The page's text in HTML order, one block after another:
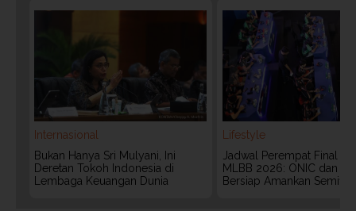
Internasional
Bukan Hanya Sri Mulyani, Ini
Deretan Tokoh Indonesia di
Lembaga Keuangan Dunia
Lifestyle
Jadwal Perempat Final
MLBB 2026: ONIC dan
Bersiap Amankan